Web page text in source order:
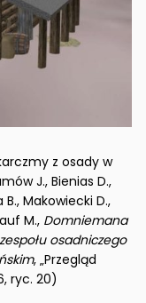
z osady w
J., Bienias D.,
B., Makowiecki D.,
M., Domniemana
osadniczego
, „Przegląd
ryc. 20)